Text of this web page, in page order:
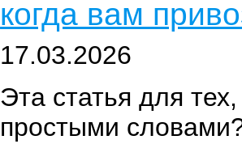
когда вам
17.03.2026
Эта статья для
простыми